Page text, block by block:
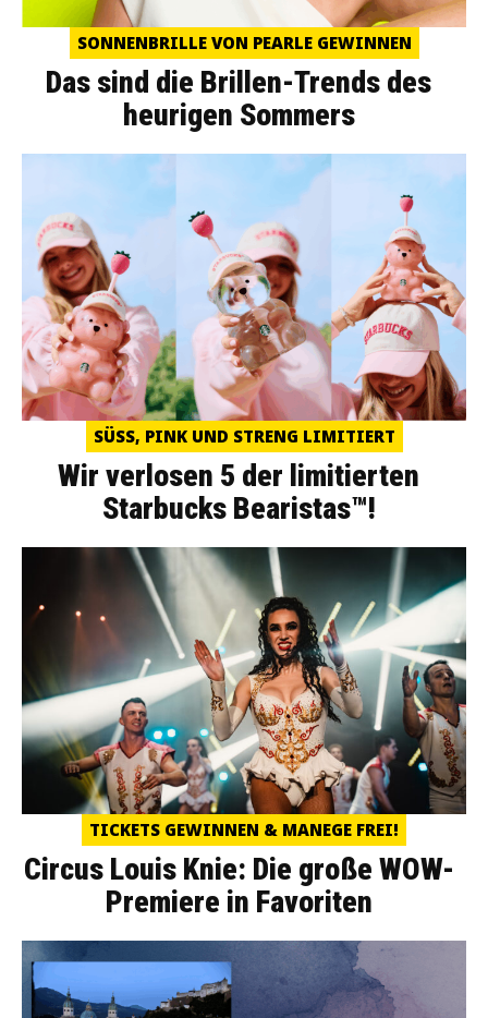
SONNENBRILLE VON PEARLE GEWINNEN
Das sind die Brillen-Trends des
heurigen Sommers
SÜSS, PINK UND STRENG LIMITIERT
Wir verlosen 5 der limitierten
Starbucks Bearistas™!
TICKETS GEWINNEN & MANEGE FREI!
Circus Louis Knie: Die große WOW-
Premiere in Favoriten